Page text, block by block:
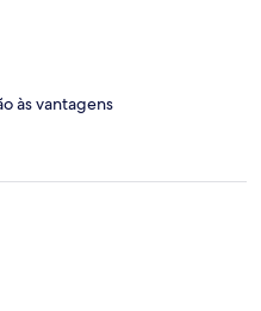
às vantagens